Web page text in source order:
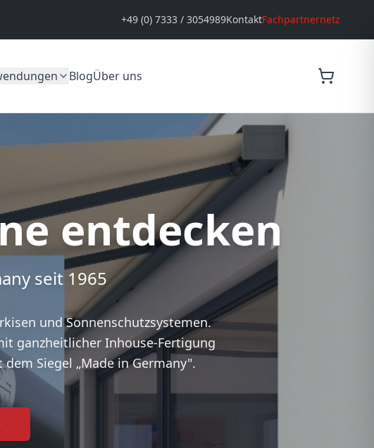
+49 (0) 7333 / 3054989KontaktFachpartnernetz
BlogÜber uns
entdecken
seit 1965
und Sonnenschutzsystemen.
ganzheitlicher Inhouse-Fertigung
Siegel „Made in Germany".